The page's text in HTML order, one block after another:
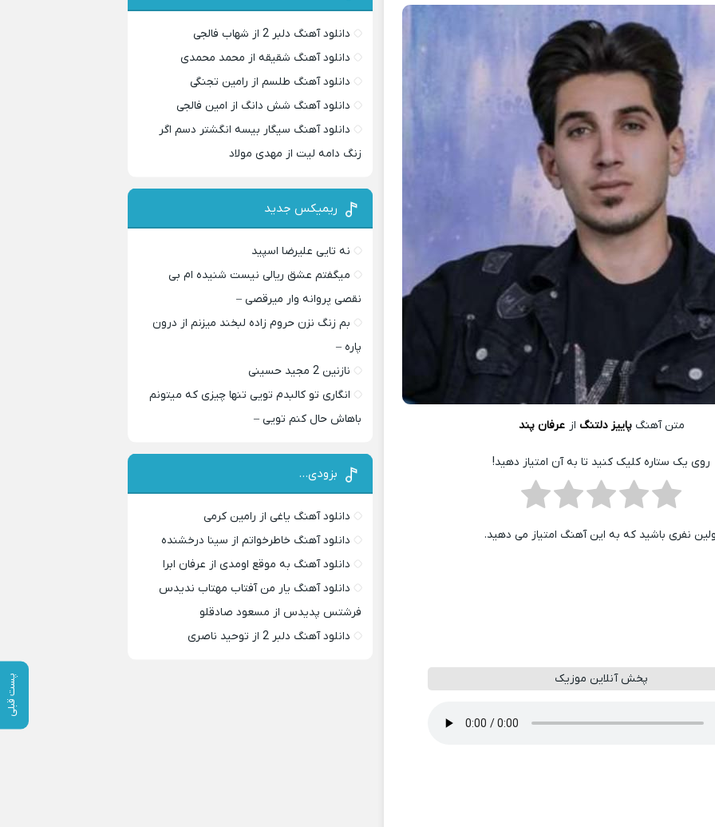
پست قبلی
متن آهنگپاییز دلتنگ از عرفان پند
روی یک ستاره کلیک کنید تا به آن امتیاز دهید!
نفری باشید که به این آهنگ امتیاز می دهید.
پخش آنلاین موزیک
دانلود آهنگ دلبر 2 از شهاب فالجی
دانلود آهنگ شقیقه از محمد محمدی
دانلود آهنگ طلسم از رامین تجنگی
دانلود آهنگ شش دانگ از امین فالجی
دانلود آهنگ سیگار بیسه انگشتر دسم اگر
زنگ دامه لیت از مهدی مولاد
ریمیکس جدید
نه تایی علیرضا اسپید
میگفتم عشق ریالی نیست شنیده ام بی
نقصی پروانه وار میرقصی –
بم زنگ نزن حروم زاده لبخند میزنم از درون
پاره –
نازنین 2 مجید حسینی
انگاری تو کالبدم تویی تنها چیزی که میتونم
باهاش حال کنم تویی –
بزودی…
دانلود آهنگ یاغی از رامین کرمی
دانلود آهنگ خاطرخواتم از سینا درخشنده
دانلود آهنگ به موقع اومدی از عرفان ابرا
دانلود آهنگ یار من آفتاب مهتاب ندیدس
فرشتس پدیدس از مسعود صادقلو
دانلود آهنگ دلبر 2 از توحید ناصری